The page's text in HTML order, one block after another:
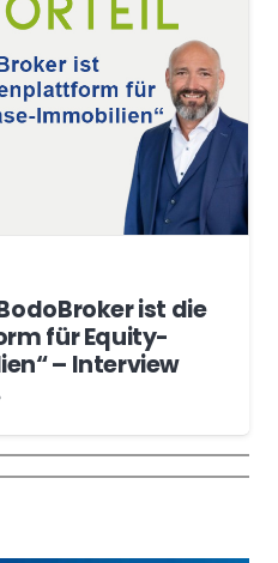
ist die
für Equity-
– Interview